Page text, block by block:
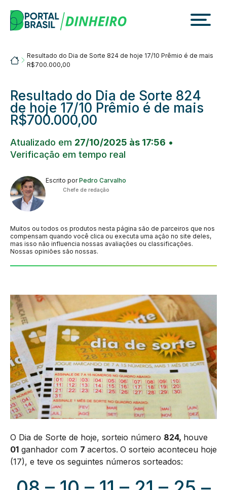
content
Portalbrasil
Resultado do Dia de Sorte 824 de hoje 17/10 Prêmio é de mais
R$700.000,00
Resultado do Dia de Sorte 824
de hoje 17/10 Prêmio é de mais
R$700.000,00
Atualizado em 27/10/2025 às 17:56 •
Verificação em tempo real
Escrito porPedro Carvalho
Chefe de redação
Muitos ou todos os produtos nesta página são de parceiros que nos
compensam quando você clica ou executa uma ação no site deles,
mas isso não influencia nossas avaliações ou classificações.
Nossas opiniões são nossas.
O Dia de Sorte de hoje, sorteio número 824, houve
01 ganhador com 7 acertos. O sorteio aconteceu hoje
(17), e teve os seguintes números sorteados: